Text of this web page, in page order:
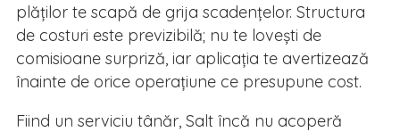
plăților te scapă de grija scadențelor. Structura
de costuri este previzibilă; nu te lovești de
comisioane surpriză, iar aplicația te avertizează
înainte de orice operațiune ce presupune cost.
Fiind un serviciu tânăr, Salt încă nu acoperă